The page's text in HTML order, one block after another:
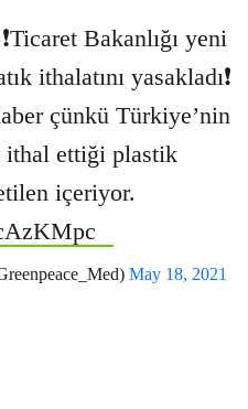
Bakanlığı yeni
ithalatını yasakladı❗
çünkü Türkiye’nin
ithal ettiği plastik
içeriyor.
May 18, 2021